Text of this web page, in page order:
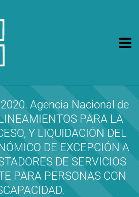
Diagnóstico Médico
Agencia Nacional de
PARA LA
Y LIQUIDACIÓN DEL
DE EXCEPCIÓN A
DE SERVICIOS
PARA PERSONAS CON